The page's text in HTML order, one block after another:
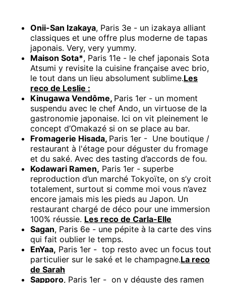
Onii-San Izakaya, Paris 3e - un izakaya alliant
classiques et une offre plus moderne de tapas
japonais. Very, very yummy.
Maison Sota*, Paris 11e - le chef japonais Sota
Atsumi y revisite la cuisine française avec brio,
le tout dans un lieu absolument sublime.Les
reco de Leslie :
Kinugawa Vendôme, Paris 1er - un moment
suspendu avec le chef Ando, un virtuose de la
gastronomie japonaise. Ici on vit pleinement le
concept d’Omakazé si on se place au bar.
Fromagerie Hisada, Paris 1er - Une boutique /
restaurant à l'étage pour déguster du fromage
et du saké. Avec des tasting d’accords de fou.
Kodawari Ramen, Paris 1er - superbe
reproduction d’un marché Tokyoïte, on s’y croit
totalement, surtout si comme moi vous n’avez
encore jamais mis les pieds au Japon. Un
restaurant chargé de déco pour une immersion
100% réussie. Les reco de Carla-Elle
Sagan, Paris 6e - une pépite à la carte des vins
qui fait oublier le temps.
EnYaa, Paris 1er - top resto avec un focus tout
particulier sur le saké et le champagne.La reco
de Sarah
Sapporo, Paris 1er - on y déguste des ramen